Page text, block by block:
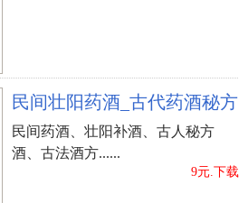
民间壮阳药酒_古代药酒秘方
民间药酒、壮阳补酒、古人秘方
酒、古法酒方......
9元.下载